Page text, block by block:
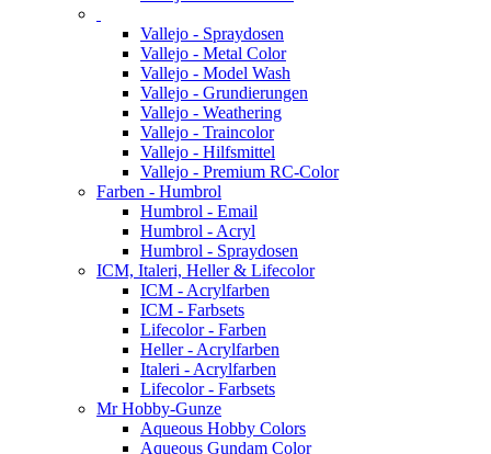
Vallejo - Spraydosen
Vallejo - Metal Color
Vallejo - Model Wash
Vallejo - Grundierungen
Vallejo - Weathering
Vallejo - Traincolor
Vallejo - Hilfsmittel
Vallejo - Premium RC-Color
Farben - Humbrol
Humbrol - Email
Humbrol - Acryl
Humbrol - Spraydosen
ICM, Italeri, Heller & Lifecolor
ICM - Acrylfarben
ICM - Farbsets
Lifecolor - Farben
Heller - Acrylfarben
Italeri - Acrylfarben
Lifecolor - Farbsets
Mr Hobby-Gunze
Aqueous Hobby Colors
Aqueous Gundam Color